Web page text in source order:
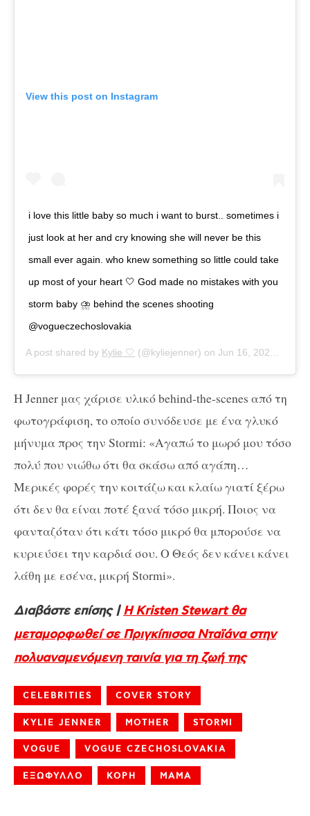
View this post on Instagram
i love this little baby so much i want to burst.. sometimes i
just look at her and cry knowing she will never be this
small ever again. who knew something so little could take
up most of your heart 🤍 God made no mistakes with you
storm baby ⛈ behind the scenes shooting
@vogueczechoslovakia
A post shared by Kylie 🤍 (@kyliejenner) on Jun 16, 2020 at 11:34am PDT
Η Jenner μας χάρισε υλικό behind-the-scenes από τη
φωτογράφιση, το οποίο συνόδευσε με ένα γλυκό
μήνυμα προς την Stormi: «Αγαπώ το μωρό μου τόσο
πολύ που νιώθω ότι θα σκάσω από αγάπη…
Μερικές φορές την κοιτάζω και κλαίω γιατί ξέρω
ότι δεν θα είναι ποτέ ξανά τόσο μικρή. Ποιος να
φανταζόταν ότι κάτι τόσο μικρό θα μπορούσε να
κυριεύσει την καρδιά σου. Ο Θεός δεν κάνει κάνει
λάθη με εσένα, μικρή Stormi».
Διαβάστε επίσης |H Kristen Stewart θα
μεταμορφωθεί σε Πριγκίπισσα Νταϊάνα στην
πολυαναμενόμενη ταινία για τη ζωή της
CELEBRITIES COVER STORY
KYLIE JENNER MOTHER STORMI
VOGUE VOGUE CZECHOSLOVAKIA
ΕΞΩΦΥΛΛΟ ΚΟΡΗ ΜΑΜΑ